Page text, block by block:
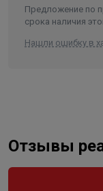
Предложение по
срока наличия
Нашли ошибку в
Отзывы